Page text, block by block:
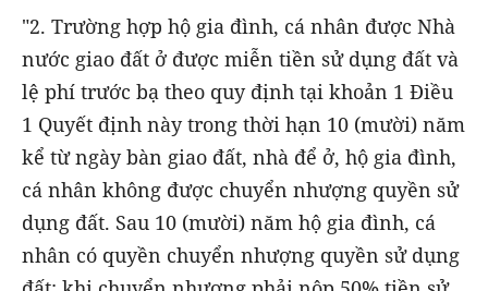
"2. Trường hợp hộ gia đình, cá nhân được Nhà
nước giao đất ở được miễn tiền sử dụng đất và
lệ phí trước bạ theo quy định tại khoản 1 Điều
1 Quyết định này trong thời hạn 10 (mười) năm
kể từ ngày bàn giao đất, nhà để ở, hộ gia đình,
cá nhân không được chuyển nhượng quyền sử
dụng đất. Sau 10 (mười) năm hộ gia đình, cá
nhân có quyền chuyển nhượng quyền sử dụng